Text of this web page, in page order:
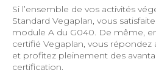
Si l’ensemble de vos activités
Standard Vegaplan, vous
module A du G040. De même,
certifié Vegaplan, vous répondez
et profitez pleinement des
certification.